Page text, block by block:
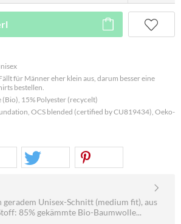
für Männer eher klein aus, darum besser eine
bestellen.
15% Polyester (recycelt)
OCS blended (certified by CU819434), Oeko-
Unisex-Schnitt (medium fit), aus
85% gekämmte Bio-Baumwolle...